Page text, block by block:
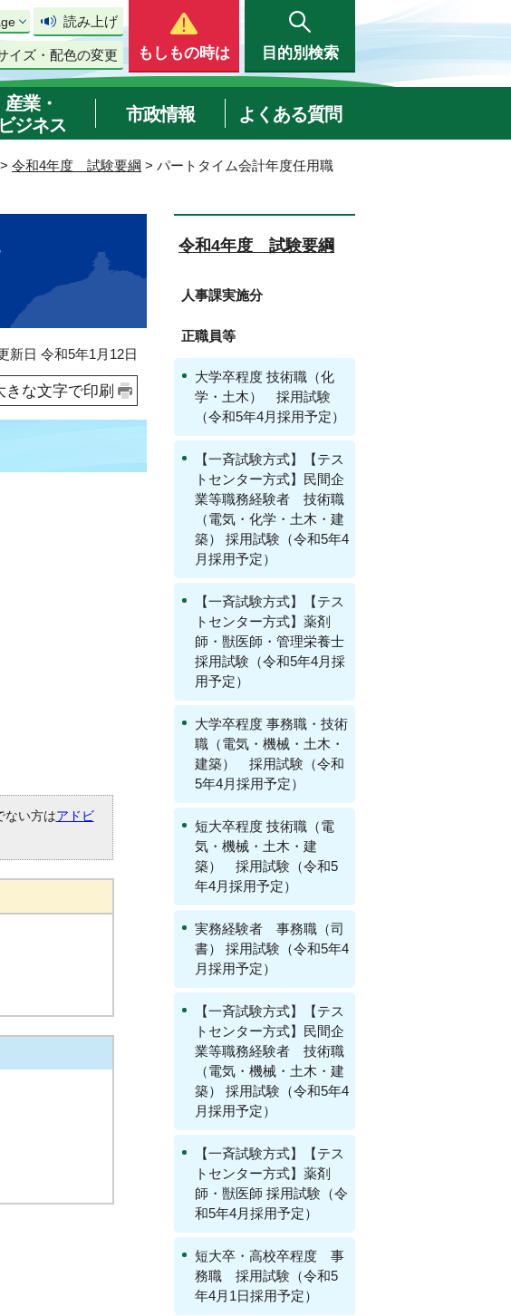
読み上げ
イズ・配色の変更 もしもの時は 目的別検索
産業・
ビジネス
市政情報 よくある質問
> 令和4年度 試験要綱 > パートタイム会計年度任用職
日 令和5年1月12日
きな文字で印刷
ない方はアドビ
令和4年度 試験要綱
人事課実施分
正職員等
大学卒程度 技術職（化
学・土木） 採用試験
（令和5年4月採用予定）
【一斉試験方式】【テス
トセンター方式】民間企
業等職務経験者 技術職
（電気・化学・土木・建
築） 採用試験（令和5年4
月採用予定）
【一斉試験方式】【テス
トセンター方式】薬剤
師・獣医師・管理栄養士
採用試験（令和5年4月採
用予定）
大学卒程度 事務職・技術
職（電気・機械・土木・
建築） 採用試験（令和
5年4月採用予定）
短大卒程度 技術職（電
気・機械・土木・建
築） 採用試験（令和5
年4月採用予定）
実務経験者 事務職（司
書） 採用試験（令和5年4
月採用予定）
【一斉試験方式】【テス
トセンター方式】民間企
業等職務経験者 技術職
（電気・機械・土木・建
築） 採用試験（令和5年4
月採用予定）
【一斉試験方式】【テス
トセンター方式】薬剤
師・獣医師 採用試験（令
和5年4月採用予定）
短大卒・高校卒程度 事
務職 採用試験（令和5
年4月1日採用予定）